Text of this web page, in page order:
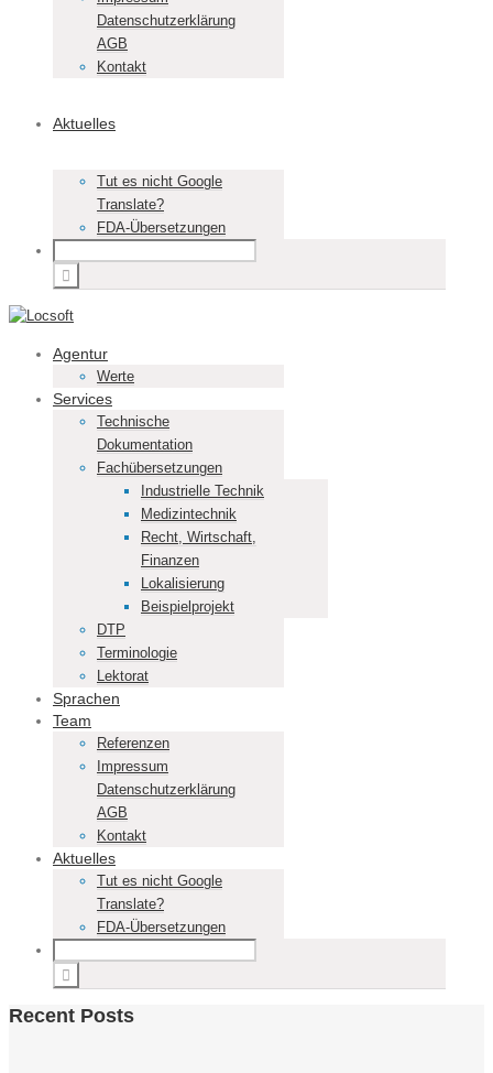
Datenschutzerklärung
AGB
Kontakt
Aktuelles
Tut es nicht Google
Translate?
FDA-Übersetzungen
Agentur
Werte
Services
Technische
Dokumentation
Fachübersetzungen
Industrielle Technik
Medizintechnik
Recht, Wirtschaft,
Finanzen
Lokalisierung
Beispielprojekt
DTP
Terminologie
Lektorat
Sprachen
Team
Referenzen
Impressum
Datenschutzerklärung
AGB
Kontakt
Aktuelles
Tut es nicht Google
Translate?
FDA-Übersetzungen
Recent Posts